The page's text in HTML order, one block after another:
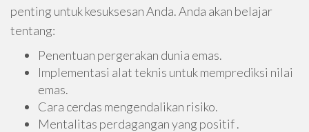
penting untuk kesuksesan Anda. Anda akan belajar
tentang:
Penentuan pergerakan dunia emas.
Implementasi alat teknis untuk memprediksi nilai
emas.
Cara cerdas mengendalikan risiko.
Mentalitas perdagangan yang positif .